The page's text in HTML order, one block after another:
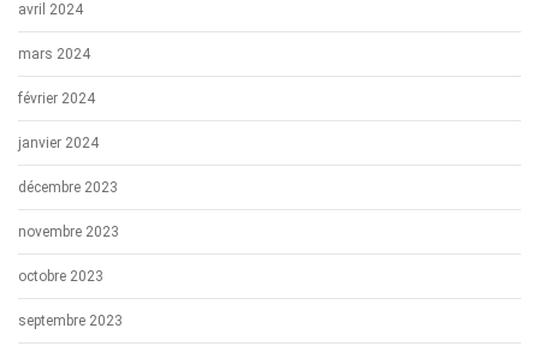
avril 2024
mars 2024
février 2024
janvier 2024
décembre 2023
novembre 2023
octobre 2023
septembre 2023